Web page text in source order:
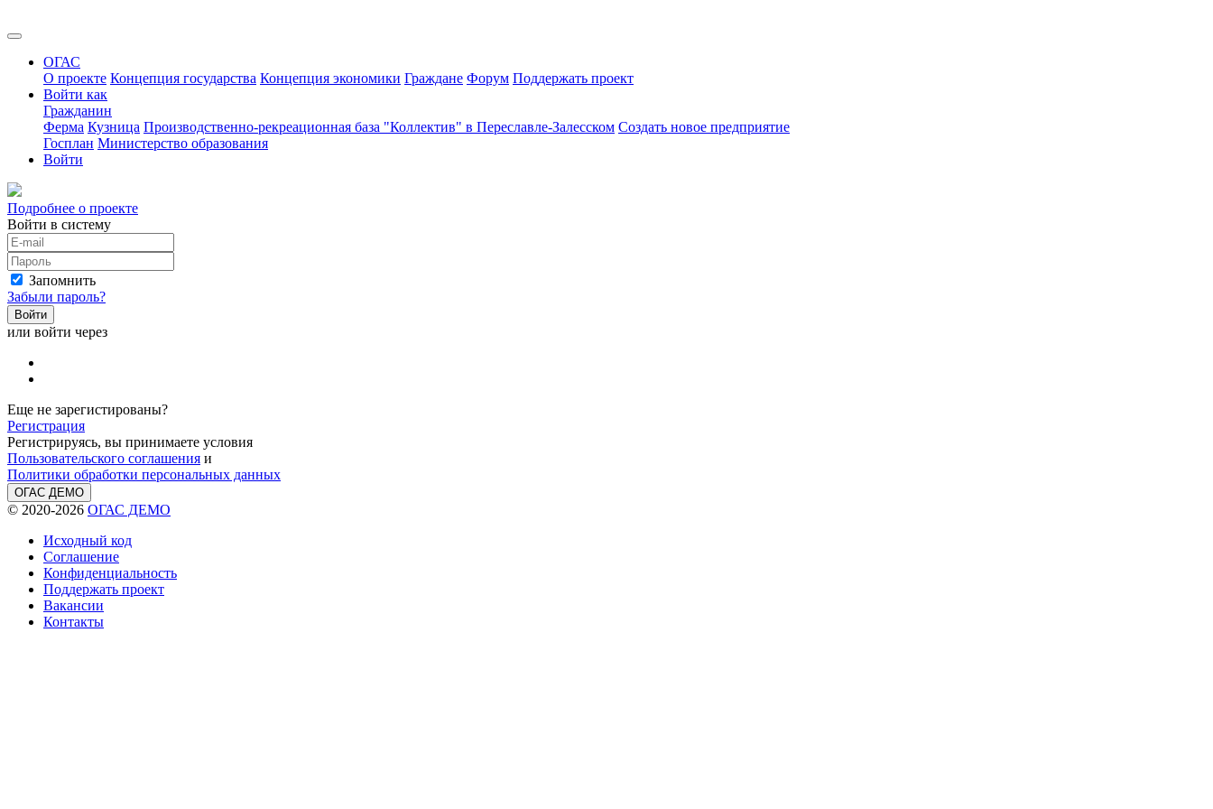
ОГАС
О проекте Концепция государства Концепция экономики Граждане Форум Поддержать проект
Войти как
Гражданин
Ферма Кузница Производственно-рекреационная база "Коллектив" в Переславле-Залесском Создать новое предприятие
Госплан Министерство образования
Войти
Подробнее о проекте
Войти в систему
Запомнить
Забыли пароль?
Войти
или войти через
Еще не зарегистированы?
Регистрация
Регистрируясь, вы принимаете условия
Пользовательского соглашения и
Политики обработки персональных данных
ОГАС ДЕМО
© 2020-2026 ОГАС ДЕМО
Исходный код
Соглашение
Конфиденциальность
Поддержать проект
Вакансии
Контакты